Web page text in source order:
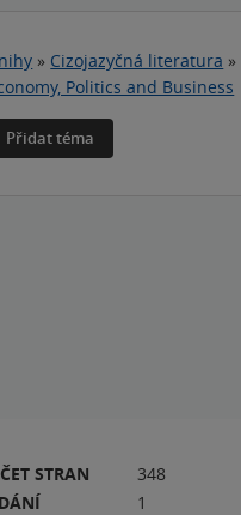
» Cizojazyčná literatura »
Politics and Business
Přidat téma
STRAN
348
1